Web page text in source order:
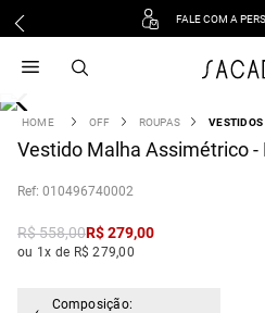
FALE COM A
OFF ROUPAS VESTIDOS
Vestido Malha Assimétrico -
: 010496740002
R$558,00R$279,00
ou 1x de R$ 279,00
Composição:
vestido
3 º blusa
º tricot
º macacão
jeans